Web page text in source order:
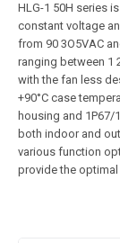
HLG-1 50H series
constant voltage
from 90 3O5VAC
ranging between 1
with the fan less
+90°C case
housing and
both indoor and
various function
provide the